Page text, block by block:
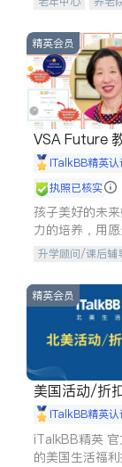
精英会员
VSA Future
iTalkBB精英认
执照已核实
孩子美好的未
力的培养，用
的学习潜力和动
拥有成长型心
石。
升学顾问/课后辅
精英会员
美国活动/折
iTalkBB精英认
iTalkBB精英
的美国生活福